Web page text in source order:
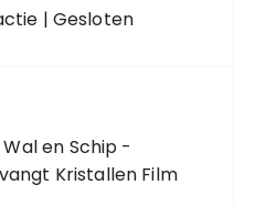
| Gesloten
en Schip -
Kristallen Film